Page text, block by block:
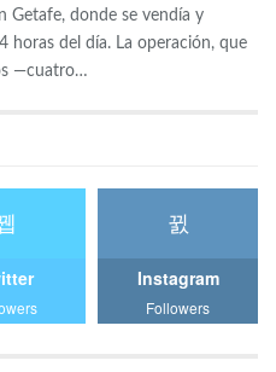
Getafe, donde se vendía y
horas del día. La operación, que
—cuatro…
Instagram
Followers